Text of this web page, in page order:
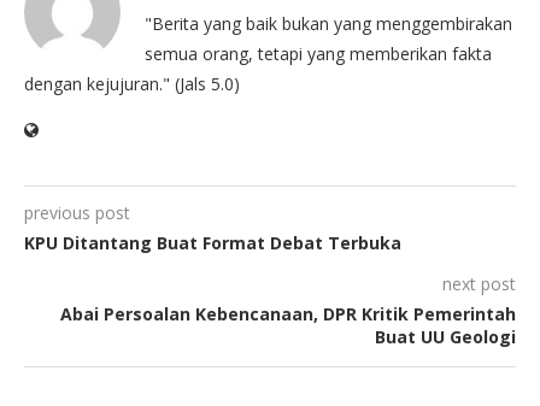
"Berita yang baik bukan yang menggembirakan
semua orang, tetapi yang memberikan fakta
dengan kejujuran." (Jals 5.0)
previous post
KPU Ditantang Buat Format Debat Terbuka
next post
Abai Persoalan Kebencanaan, DPR Kritik Pemerintah
Buat UU Geologi